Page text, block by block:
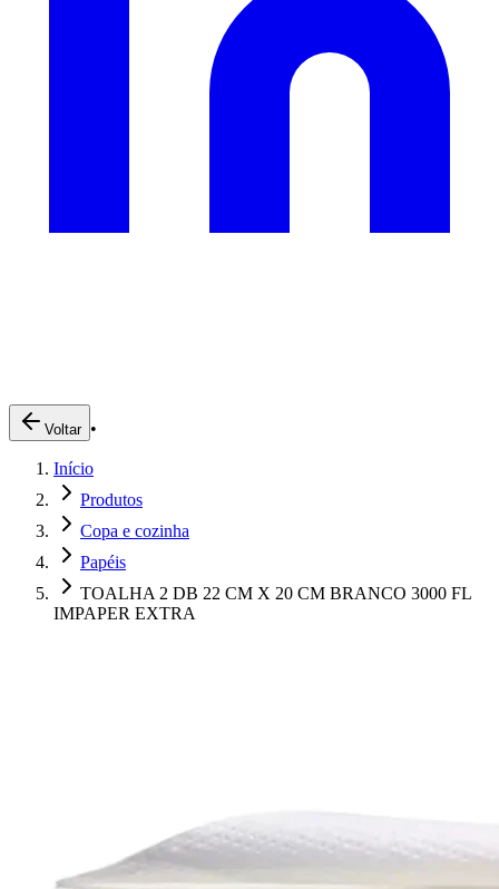
Pedidos Online
Trabalhe Conosco
Voltar •
Início
Produtos
Copa e cozinha
Papéis
TOALHA 2 DB 22 CM X 20 CM BRANCO 3000 FL
IMPAPER EXTRA